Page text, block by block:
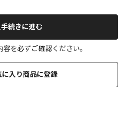
続きに進む
を必ずご確認ください。
に入り商品に登録